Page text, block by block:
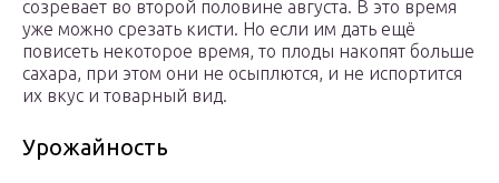
созревает во второй половине августа. В это время
уже можно срезать кисти. Но если им дать ещё
повисеть некоторое время, то плоды накопят больше
сахара, при этом они не осыплются, и не испортится
их вкус и товарный вид.
Урожайность